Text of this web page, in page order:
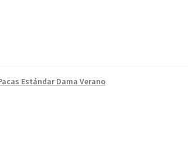
Estándar Dama Verano